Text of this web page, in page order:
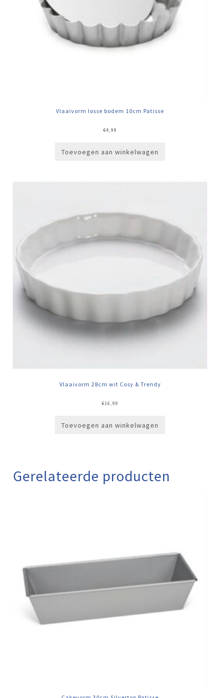
Vlaaivorm losse bodem 10cm Patisse
€4,99
Toevoegen aan winkelwagen
Vlaaivorm 28cm wit Cosy & Trendy
€16,99
Toevoegen aan winkelwagen
Gerelateerde producten